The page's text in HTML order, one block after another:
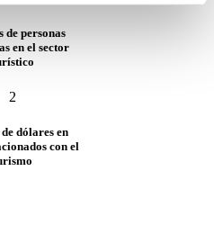
de personas
en el sector
2
dólares en
con el